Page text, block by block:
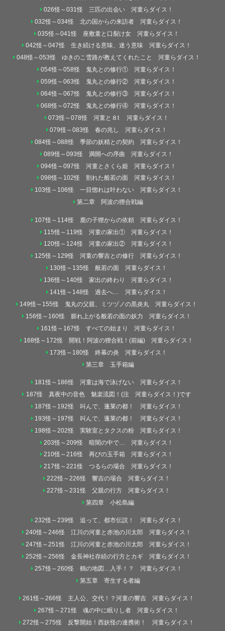
026怪～031怪 三匹の出会い 河童らダイス！
032怪～034怪 北の国からの来訪者 河童らダイス！
035怪～041怪 座敷童と口裂け女 河童らダイス！
042怪～047怪 生き続ける意味、迷う意味 河童らダイス！
048怪～053怪 ゆきのこ雪路が教えてくれたこと 河童らダイス！
054怪～058怪 鬼丸との修行① 河童らダイス！
059怪～063怪 鬼丸との修行② 河童らダイス！
064怪～067怪 鬼丸との修行③ 河童らダイス！
068怪～072怪 鬼丸との修行④ 河童らダイス！
073怪～078怪 河童と８t 河童らダイス！
079怪～083怪 春の兆し 河童らダイス！
084怪～088怪 季節の妖精との契約 河童らダイス！
089怪～093怪 満開への序曲 河童らダイス！
094怪～097怪 河童とさくら姫 河童らダイス！
098怪～102怪 割れた般若の面 河童らダイス！
103怪～106怪 一目惚れは叶わない 河童らダイス！
第二章 阿波の狸合戦編
107怪～114怪 鹿の子狸からの依頼 河童らダイス！
115怪～119怪 河童の家出① 河童らダイス！
120怪～124怪 河童の家出② 河童らダイス！
125怪～129怪 河童の響吉との修行 河童らダイス！
130怪～135怪 般若の面 河童らダイス！
136怪～140怪 家出の終わり 河童らダイス！
141怪～148怪 過去へ… 河童らダイス！
149怪～155怪 鬼丸の父親、ミツヅノの黒炎丸 河童らダイス！
156怪～160怪 膨れ上がる般若の面の妖力 河童らダイス！
161怪～167怪 すべての始まり 河童らダイス！
168怪～172怪 開戦！阿波の狸合戦！(前編) 河童らダイス！
173怪～180怪 終幕の炎 河童らダイス！
第三章 玉手箱編
181怪～186怪 河童は海で泳げない 河童らダイス！
187怪 真夜中の音色 魅楽流図！(注 河童らダイス！)です
187怪～192怪 叫んで、蓬莱の都！ 河童らダイス！
193怪～197怪 叫んで、蓬莱の都！ 河童らダイス！
198怪～202怪 実験室とタクスの粉 河童らダイス！
203怪～209怪 暗闇の中で… 河童らダイス！
210怪～216怪 再びの玉手箱 河童らダイス！
217怪～221怪 つるらの場合 河童らダイス！
222怪～226怪 響吉の場合 河童らダイス！
227怪～231怪 父親の行方 河童らダイス！
第四章 小松島編
232怪～239怪 追って、都市伝説！ 河童らダイス！
240怪～246怪 江川の河童と赤池の川太郎 河童らダイス！
247怪～251怪 江川の河童と赤池の川太郎 河童らダイス！
252怪～256怪 金長神社存続の行方とカギ 河童らダイス！
257怪～260怪 鶴の地図…入手！？ 河童らダイス！
第五章 寄生する者編
261怪～266怪 主人公、交代！？河童の響吉 河童らダイス！
267怪～271怪 魂の中に眠りし者 河童らダイス！
272怪～275怪 反撃開始！西妖怪の連携術！ 河童らダイス！